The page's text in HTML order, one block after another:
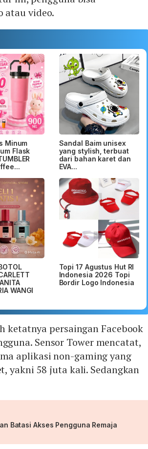
atau video.
Minum
Flask
Sandal Baim unisex
yang stylish, terbuat
dari bahan karet dan
EVA...
WANGI
Topi 17 Agustus Hut RI
Indonesia 2026 Topi
Bordir Logo Indonesia
persaingan Facebook
Sensor Tower mencatat,
aplikasi non-gaming yang
yakni 58 juta kali. Sedangkan
Batasi Akses Pengguna Remaja